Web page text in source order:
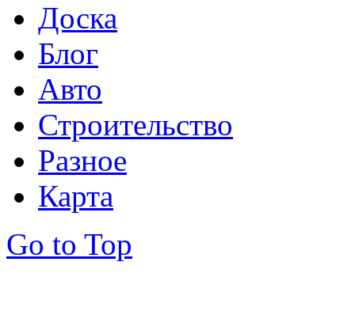
Доска
Блог
Авто
Строительство
Разное
Карта
Go to Top